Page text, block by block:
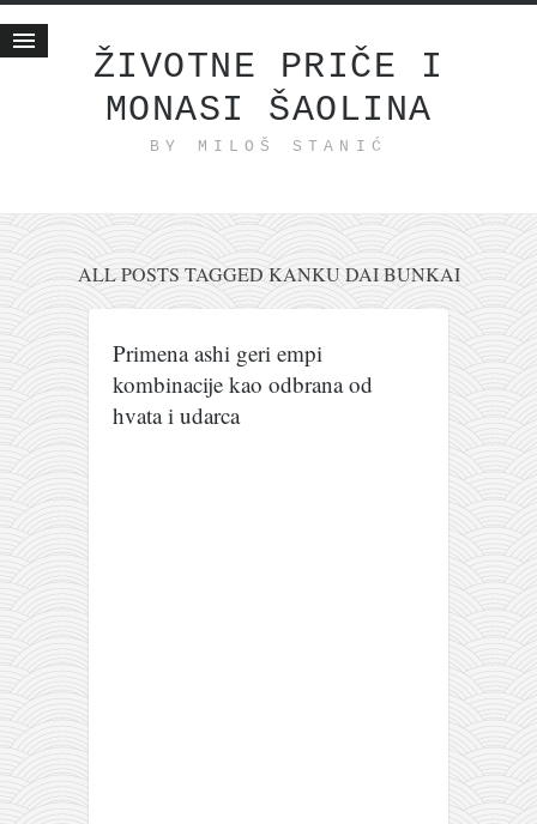
ŽIVOTNE PRIČE I
MONASI ŠAOLINA
BY MILOŠ STANIĆ
Životne priče
internet poslovanje
ishranom do zdravlja
moj haiku
momenti i mesta
bonus sadržaj
Svetlopis
duhovni otac
zabranjena istorija
porodične priče
umesto tvitera
azbuki i knjige
ALL POSTS TAGGED KANKU DAI BUNKAI
Primena ashi geri empi
kombinacije kao odbrana od
hvata i udarca